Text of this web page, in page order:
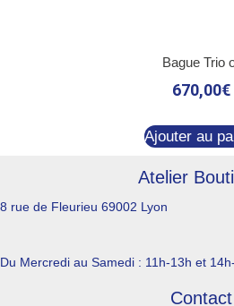
Bague Trio
670,00€
Ajouter au
Atelier
8 rue de Fleurieu 69002 Lyon
Du Mercredi au Samedi : 11h-13h et
Contact